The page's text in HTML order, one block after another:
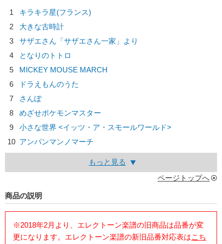
1
キラキラ星(フランス)
2
大きな古時計
3
サザエさん「サザエさん一家」より
4
となりのトトロ
5
MICKEY MOUSE MARCH
6
ドラえもんのうた
7
さんぽ
8
めざせポケモンマスター
9
小さな世界 <イッツ・ア・スモールワールド>
10 アンパンマンノマーチ
もっと見る
ページトップへ
商品の説明
※2018年2月より、エレクトーン楽譜の旧商品は品番が変
更になります。エレクトーン楽譜の新旧品番対応表はこち